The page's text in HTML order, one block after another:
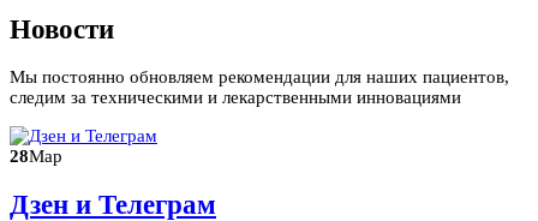
Новости
Мы постоянно обновляем рекомендации для наших пациентов,
следим за техническими и лекарственными инновациями
28Мар
Дзен и Телеграм